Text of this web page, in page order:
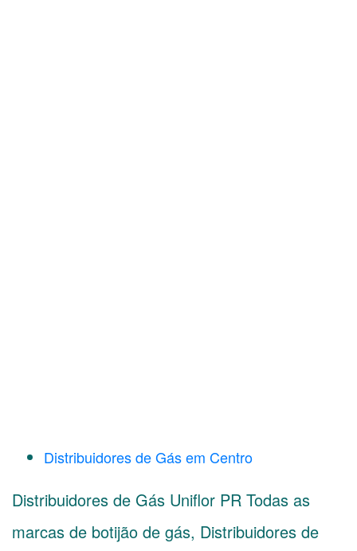
Distribuidores de Gás em Centro
Distribuidores de Gás Uniflor PR Todas as
marcas de botijão de gás, Distribuidores de